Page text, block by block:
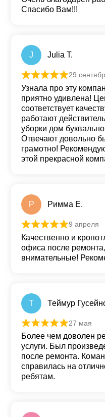
Спасибо Вам!!!
J Julia T.
Оценка
29
Узнала про эту
приятно удивлена!
соответствует
работают
уборки дом
Отвечают довольно
грамотно!
этой прекрасной
Р Римма Е.
Оценка из 5
9 апреля
Качественно и
офиса после
внимательные!
Т Теймур
Оценка
27 мая
Более чем доволен
услуги. Был
после ремонта.
справилась на
ребятам.